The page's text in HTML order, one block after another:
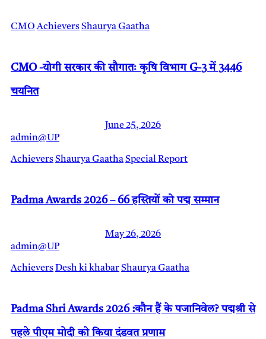
CMO AchieversShaurya Gaatha
CMO -योगी सरकार की सौगातः कृषि विभाग G-3 में 3446
चयनित
June 25, 2026
admin@UP
AchieversShaurya GaathaSpecial Report
Padma Awards 2026 – 66 हस्तियों को पद्म सम्मान
May 26, 2026
admin@UP
AchieversDesh ki khabarShaurya Gaatha
Padma Shri Awards 2026 :कौन हैं के पजानिवेल? पद्मश्री से
पहले पीएम मोदी को किया दंडवत प्रणाम